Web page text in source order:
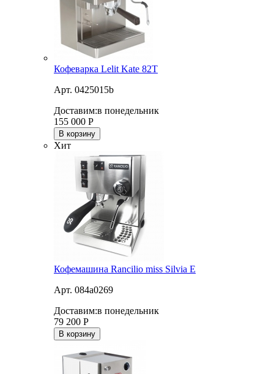
Кофеварка Lelit Kate 82T
Арт. 0425015b
Доставим:в понедельник
155 000 Р
В корзину
Хит
Кофемашина Rancilio miss Silvia E
Арт. 084a0269
Доставим:в понедельник
79 200 Р
В корзину